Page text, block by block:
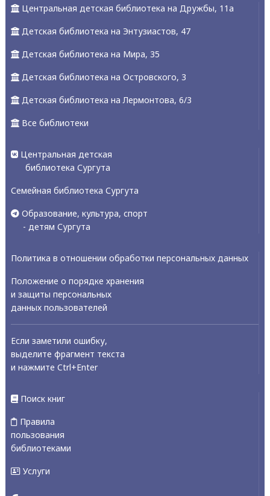
Центральная детская библиотека на Дружбы, 11а
Детская библиотека на Энтузиастов, 47
Детская библиотека на Мира, 35
Детская библиотека на Островского, 3
Детская библиотека на Лермонтова, 6/3
Все библиотеки
Центральная детская
библиотека Сургута
Семейная библиотека Сургута
Образование, культура, спорт
- детям Сургута
Политика в отношении обработки персональных данных
Положение о порядке хранения
и защиты персональных
данных пользователей
Если заметили ошибку,
выделите фрагмент текста
и нажмите Ctrl+Enter
Поиск книг
Правила
пользования
библиотеками
Услуги